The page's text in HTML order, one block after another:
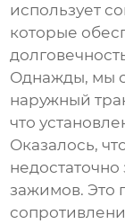
использует
которые
Однажды, мы
наружный
что
Оказалось,
зажимов. Это